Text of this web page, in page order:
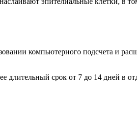
компьютерного подсчета и
длительный срок от 7 до 14 дней в